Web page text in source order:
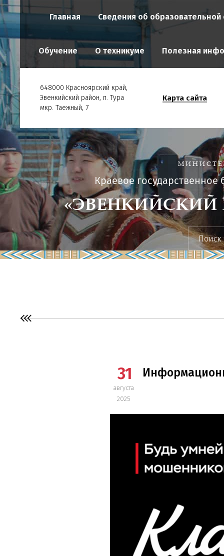
Главная Сведения об образовательной
Обучение О техникуме Полезная
648000 Красноярский край,
Эвенкийский район, п. Тура
мкр. Таежный, 7
Карта сайта
Краевое
31
августа
2025